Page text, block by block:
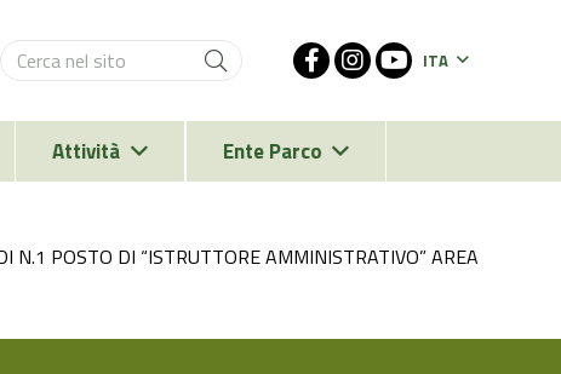
ITA
Attività Ente Parco
N.1 POSTO DI “ISTRUTTORE AMMINISTRATIVO” AREA